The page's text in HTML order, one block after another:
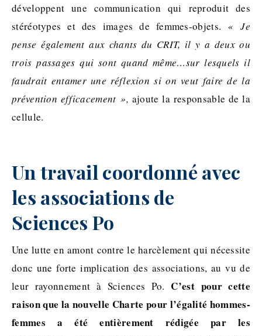
développent une communication qui reproduit des
stéréotypes et des images de femmes-objets. « Je
pense également aux chants du CRIT, il y a deux ou
trois passages qui sont quand même…sur lesquels il
faudrait entamer une réflexion si on veut faire de la
prévention efficacement », ajoute la responsable de la
cellule.
Un travail coordonné avec
les associations de
Sciences Po
Une lutte en amont contre le harcèlement qui nécessite
donc une forte implication des associations, au vu de
leur rayonnement à Sciences Po.C’est pour cette
raison que la nouvelle Charte pour l’égalité hommes-
femmes a été entièrement rédigée par les